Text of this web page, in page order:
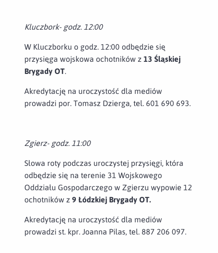
Kluczbork- godz. 12:00
W Kluczborku o godz. 12:00 odbędzie się
przysięga wojskowa ochotników z 13 Śląskiej
Brygady OT
Akredytację na uroczystość dla mediów
prowadzi por. Tomasz Dzierga, tel. 601 690 693.
Zgierz- godz. 11:00
Słowa roty podczas uroczystej przysięgi, która
odbędzie się na terenie 31 Wojskowego
Oddziału Gospodarczego w Zgierzu wypowie 12
ochotników z 9 Łódzkiej Brygady OT.
Akredytację na uroczystość dla mediów
prowadzi st. kpr. Joanna Pilas, tel. 887 206 097.